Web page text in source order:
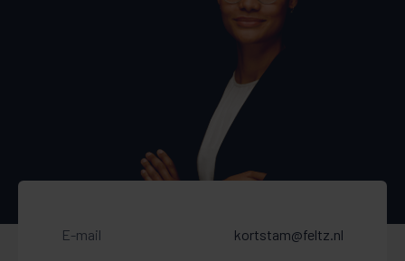
E-mail kortstam@feltz.nl